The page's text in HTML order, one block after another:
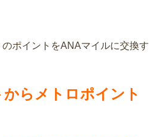
ポイントをANAマイルに交換す
らメトロポイント